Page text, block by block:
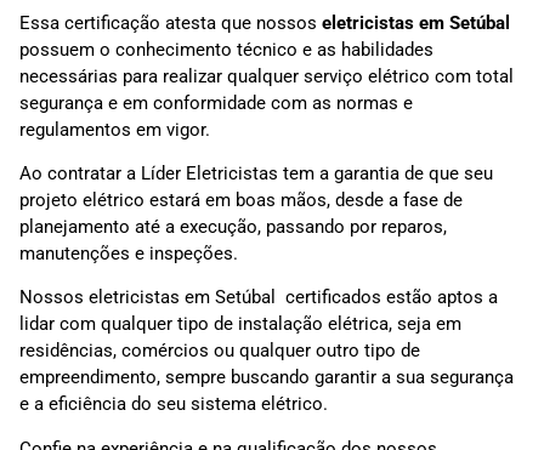
Essa certificação atesta que nossos eletricistas em Setúbal
possuem o conhecimento técnico e as habilidades
necessárias para realizar qualquer serviço elétrico com total
segurança e em conformidade com as normas e
regulamentos em vigor.
Ao contratar a Líder Eletricistas tem a garantia de que seu
projeto elétrico estará em boas mãos, desde a fase de
planejamento até a execução, passando por reparos,
manutenções e inspeções.
Nossos eletricistas em Setúbal certificados estão aptos a
lidar com qualquer tipo de instalação elétrica, seja em
residências, comércios ou qualquer outro tipo de
empreendimento, sempre buscando garantir a sua segurança
e a eficiência do seu sistema elétrico.